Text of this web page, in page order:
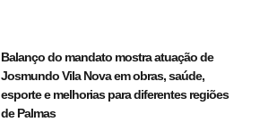
Balanço do mandato mostra atuação de
Josmundo Vila Nova em obras, saúde,
esporte e melhorias para diferentes regiões
de Palmas